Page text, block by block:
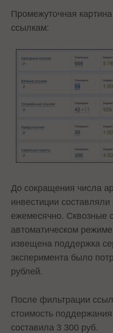
Промежуточная
ссылкам:
До сокращения числа
инвестиции
ежемесячно. Сквозные
автоматическом
извещена поддержка
эксперимента было
рублей.
После фильтрации
стоимость
составила 3 300 руб.